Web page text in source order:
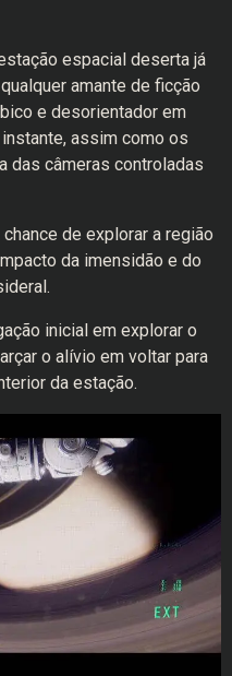
espacial deserta já
amante de ficção
e desorientador em
assim como os
das câmeras controladas
de explorar a região
da imensidão e do
inicial em explorar o
o alívio em voltar para
da estação.